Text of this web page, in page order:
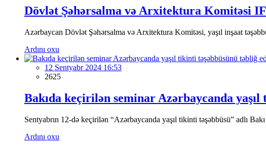
Dövlət Şəhərsalma və Arxitektura Komitəsi
Azərbaycan Dövlət Şəhərsalma və Arxitektura Komitəsi, yaşıl inşaat
Ardını oxu
12 Sentyabr 2024 16:53
2625
Bakıda keçirilən seminar Azərbaycanda
Sentyabrın 12-də keçirilən “Azərbaycanda yaşıl tikinti təşəbbüsü” adlı
Ardını oxu